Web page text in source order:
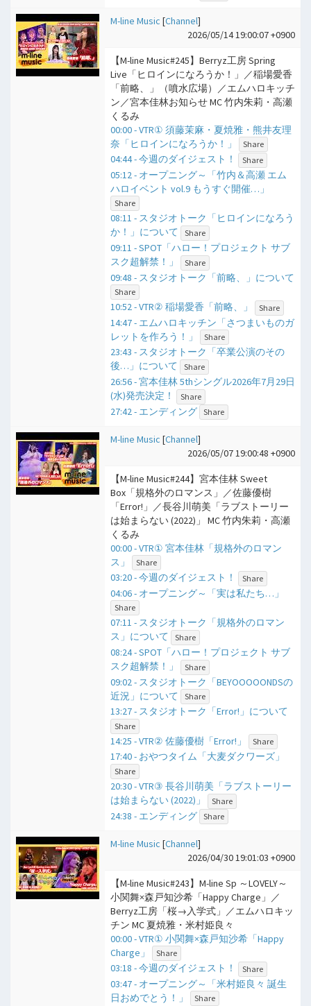
M-line Music [Channel]
2026/05/14 19:00:07 +0900
【M-line Music#245】Berryz工房 Spring
Live「ヒロインになろうか！」／稲場愛香
「前略、」（噴水広場）／エムハロキッチ
ン／宮本佳林お知らせ MC 竹内朱莉・高瀬
くるみ
00:00 - VTR① 須藤茉麻・夏焼雅・熊井友理
奈「ヒロインになろうか！」
Share
04:44 - 今週のダイジェスト！ Share
05:12 - オープニング～「竹内＆高瀬 エム
ハロイベント vol.9 もうすぐ開催…」
Share
08:11 - スタジオトーク「ヒロインになろう
か！」について
Share
09:11 - SPOT「ハロー！プロジェクト サブ
スク超解禁！」
Share
09:48 - スタジオトーク「前略、」について
Share
10:52 - VTR② 稲場愛香「前略、」 Share
14:47 - エムハロキッチン「さつまいものガ
レットを作ろう！」
Share
23:43 - スタジオトーク「卒業公演のその
後…」について
Share
26:56 - 宮本佳林 5thシングル2026年7月29日
(水)発売決定！
Share
27:42 - エンディング Share
M-line Music [Channel]
2026/05/07 19:00:48 +0900
【M-line Music#244】宮本佳林 Sweet
Box「規格外のロマンス」／佐藤優樹
「Error!」／長谷川萌美「ラブストーリー
は始まらない (2022)」 MC 竹内朱莉・高瀬
くるみ
00:00 - VTR① 宮本佳林「規格外のロマン
ス」
Share
03:20 - 今週のダイジェスト！ Share
04:06 - オープニング～「実は私たち…」
Share
07:11 - スタジオトーク「規格外のロマン
ス」について
Share
08:24 - SPOT「ハロー！プロジェクト サブ
スク超解禁！」
Share
09:02 - スタジオトーク「BEYOOOOONDSの
近況」について
Share
13:27 - スタジオトーク「Error!」について
Share
14:25 - VTR② 佐藤優樹「Error!」 Share
17:40 - おやつタイム「大麦ダクワーズ」
Share
20:30 - VTR③ 長谷川萌美「ラブストーリー
は始まらない (2022)」
Share
24:38 - エンディング Share
M-line Music [Channel]
2026/04/30 19:01:03 +0900
【M-line Music#243】M-line Sp ～LOVELY～
小関舞×森戸知沙希「Happy Charge」／
Berryz工房「桜→入学式」／エムハロキッ
チン MC 夏焼雅・米村姫良々
00:00 - VTR① 小関舞×森戸知沙希「Happy
Charge」
Share
03:18 - 今週のダイジェスト！ Share
03:47 - オープニング～「米村姫良々 誕生
日おめでとう！」
Share